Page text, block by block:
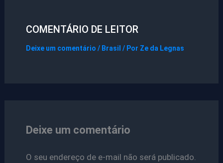
COMENTÁRIO DE LEITOR
Deixe um comentário / Brasil / Por Ze da Legnas
Deixe um comentário
O seu endereço de e-mail não será publicado.